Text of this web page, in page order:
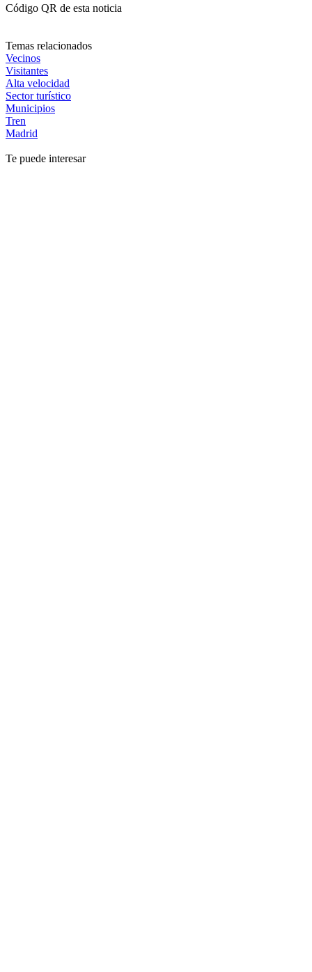
Código QR de esta noticia
Temas relacionados
Vecinos
Visitantes
Alta velocidad
Sector turístico
Municipios
Tren
Madrid
Te puede interesar